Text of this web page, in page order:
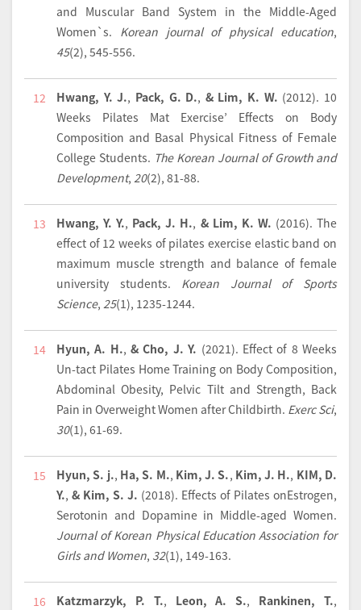
and Muscular Band System in the Middle-Aged
Women`s. Korean journal of physical education,
45(2), 545-556.
12 Hwang, Y. J., Pack, G. D., & Lim, K. W. (2012). 10
Weeks Pilates Mat Exercise’ Effects on Body
Composition and Basal Physical Fitness of Female
College Students. The Korean Journal of Growth and
Development, 20(2), 81-88.
13 Hwang, Y. Y., Pack, J. H., & Lim, K. W. (2016).The
effect of 12 weeks of pilates exercise elastic band on
maximum muscle strength and balance of female
university students. Korean Journal of Sports
Science, 25(1), 1235-1244.
14 Hyun, A. H.,& Cho, J. Y. (2021). Effect of 8 Weeks
Un-tact Pilates Home Training on Body Composition,
Abdominal Obesity, Pelvic Tilt and Strength, Back
Pain in Overweight Women after Childbirth. Exerc Sci,
30(1), 61-69.
15 Hyun, S. j., Ha, S. M., Kim, J. S., Kim, J. H., KIM, D.
Y., & Kim, S. J. (2018). Effects of Pilates onEstrogen,
Serotonin and Dopamine in Middle-aged Women.
Journal of Korean Physical Education Association for
Girls and Women, 32(1), 149-163.
16 Katzmarzyk, P. T., Leon, A. S., Rankinen, T.,